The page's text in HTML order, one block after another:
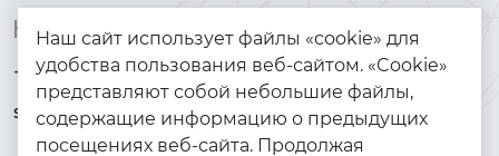
Контакты
+7 (925) 144-64-73
serebryanyye.grani@mail.ru
Каталог
Браслеты
Золото
Наш сайт использует файлы «cookie» для
удобства пользования веб-сайтом. «Cookie»
представляют собой небольшие файлы,
содержащие информацию о предыдущих
посещениях веб-сайта. Продолжая